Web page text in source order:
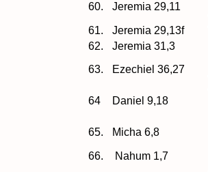
60.
Jeremia 29,11
61.
Jeremia 29,13f
62.
Jeremia 31,3
63.
Ezechiel 36,27
64
Daniel 9,18
65.
Micha 6,8
66.
Nahum 1,7